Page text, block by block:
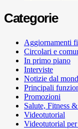
Categorie
Aggiornamenti
Circolari e
In primo piano
Interviste
Notizie dal
Principali
Promozioni
Salute, Fitness
Videotutorial
Videotutorial